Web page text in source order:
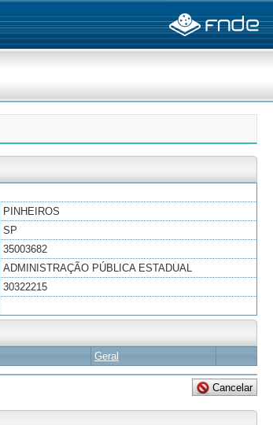
PINHEIROS
SP
35003682
ADMINISTRAÇÃO PÚBLICA ESTADUAL
30322215
Geral